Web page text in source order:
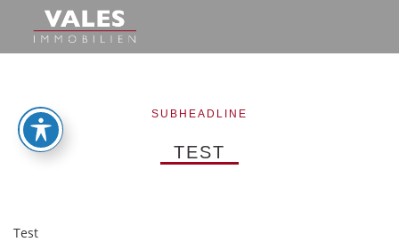
SUBHEADLINE
TEST
Test